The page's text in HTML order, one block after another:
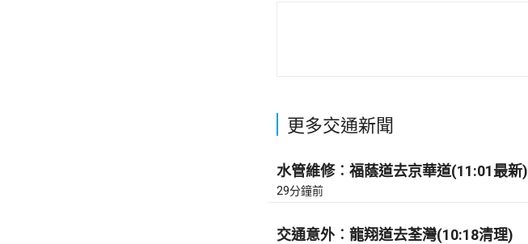
更多交通新聞
水管維修︰福蔭道去京華道(11:01最新)
29分鐘前
交通意外︰龍翔道去荃灣(10:18清理)